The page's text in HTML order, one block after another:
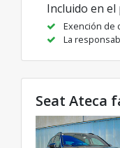
Incluido en el
Exención de
La
Seat Ateca